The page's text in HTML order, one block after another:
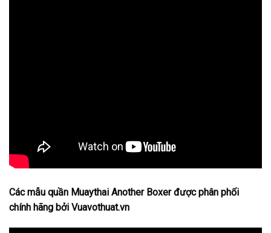
Các mẫu quần Muaythai Another Boxer được phân phối
chính hãng bởi Vuavothuat.vn